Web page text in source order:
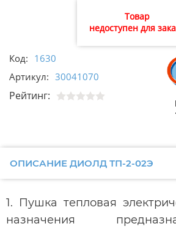
Товар
недоступен для
Код: 1630
Артикул: 30041070
Рейтинг:
ОПИСАНИЕ ДИОЛД ТП-2-02Э
1. Пушка тепловая
назначения